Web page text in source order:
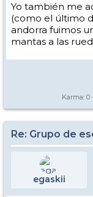
Yo también me
(como el último
andorra fuimos
mantas a las
Karma: 0
Re: Grupo de
egaskii